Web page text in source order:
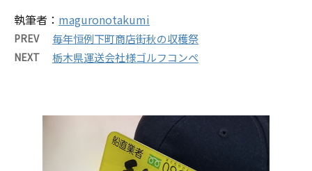
執筆者： maguronotakumi
PREV 毎年恒例下町商店街秋の収穫祭
NEXT 栃木県運送会社様ゴルフコンペ